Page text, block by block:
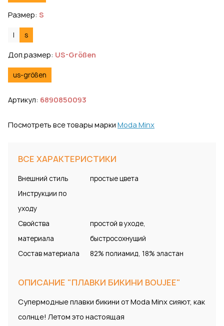
Размер: S
l s
Доп.размер: US-Größen
us-größen
Артикул: 6890850093
Посмотреть все товары марки Moda Minx
ВСЕ ХАРАКТЕРИСТИКИ
Внешний стиль
простые цвета
Инструкции по
уходу
Свойства
материала
простой в уходе,
быстросохнущий
Состав материала
82% полиамид, 18% эластан
ОПИСАНИЕ "ПЛАВКИ БИКИНИ BOUJEE"
Супермодные плавки бикини от Moda Minx сияют, как
солнце! Летом это настоящая